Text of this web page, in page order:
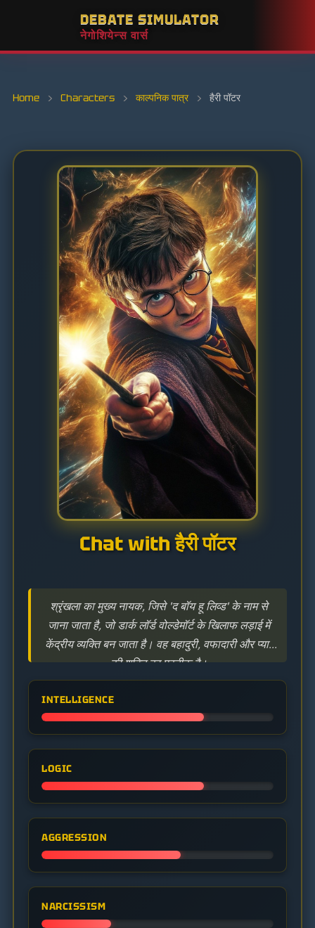
DEBATE SIMULATOR
नेगोशियेन्स वार्स
Home › Characters › काल्पनिक पात्र › हैरी पॉटर
Chat with हैरी पॉटर
श्रृंखला का मुख्य नायक, जिसे 'द बॉय हू लिव्ड' के नाम से
जाना जाता है, जो डार्क लॉर्ड वोल्डेमॉर्ट के खिलाफ लड़ाई में
केंद्रीय व्यक्ति बन जाता है। वह बहादुरी, वफादारी और प्यार
की शक्ति का प्रतीक है।
INTELLIGENCE
LOGIC
AGGRESSION
NARCISSISM